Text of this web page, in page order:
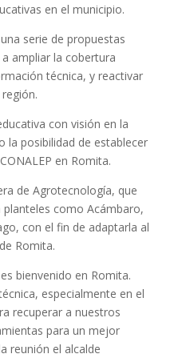
en el municipio.
serie de propuestas
ampliar la cobertura
técnica, y reactivar
con visión en la
la posibilidad de establecer
en Romita.
de Agrotecnología, que
como Acámbaro,
con el fin de adaptarla al
Romita.
bienvenido en Romita.
especialmente en el
recuperar a nuestros
para un mejor
reunión el alcalde